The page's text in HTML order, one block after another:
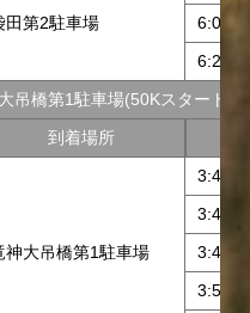
田第2駐車場
6:00
6:20
吊橋第1駐車場(50Kスタート地
到着場所
神大吊橋第1駐車場
3:40
3:45
3:45
3:55